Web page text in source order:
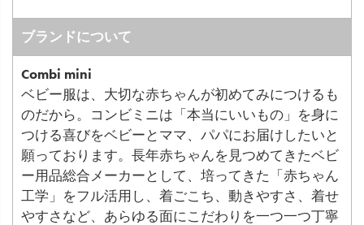
ブランドについて
Combi mini
ベビー服は、大切な赤ちゃんが初めてみにつけるも
のだから。コンビミニは「本当にいいもの」を身に
つける喜びをベビーとママ、パパにお届けしたいと
願っております。長年赤ちゃんを見つめてきたベビ
ー用品総合メーカーとして、培ってきた「赤ちゃん
工学」をフル活用し、着ごこち、動きやすさ、着せ
やすさなど、あらゆる面にこだわりを一つ一つ丁寧